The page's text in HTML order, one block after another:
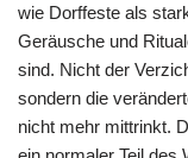
wie Dorffeste als
Geräusche und
sind. Nicht der
sondern die
nicht mehr mittrinkt.